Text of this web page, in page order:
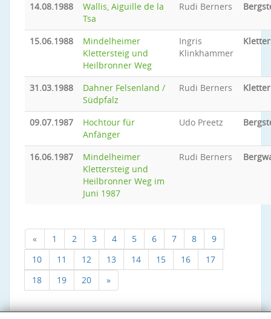
14.08.1988
Wallis, Aiguille de la
Tsa
Rudi Berners
15.06.1988
Mindelheimer
Klettersteig und
Heilbronner Weg
Ingris
Klinkhammer
31.03.1988
Dahner Felsenland /
Südpfalz
Rudi Berners
09.07.1987
Hochtour für
Anfänger
Udo Preetz
16.06.1987
Mindelheimer
Klettersteig und
Heilbronner Weg im
Juni 1987
Rudi Berners
« 1 2 3 4 5 6 7 8
9
10
11 12 13 14 15 16
17
18
19 20 »